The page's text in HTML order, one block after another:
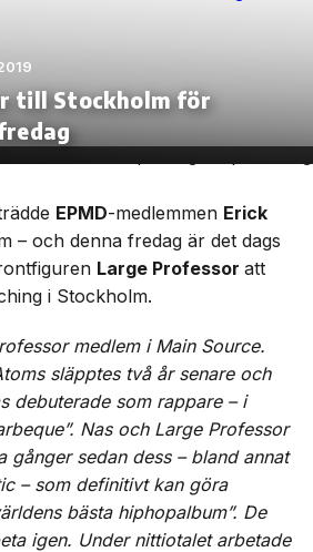
till Stockholm för
EPMD-medlemmen Erick
– och denna fredag är det dags
Large Professor att
i Stockholm.
medlem i Main Source.
släpptes två år senare och
debuterade som rappare – i
Nas och Large Professor
gånger sedan dess – bland annat
– som definitivt kan göra
bästa hiphopalbum”. De
igen. Under nittiotalet arbetade